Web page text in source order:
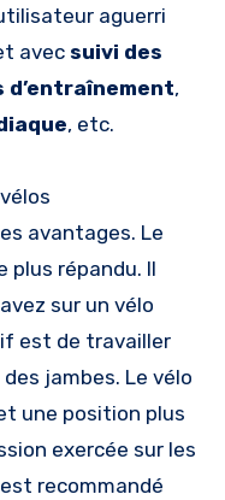
aguerri
avec suivi des
d’entraînement,
, etc.
avantages. Le
plus répandu. Il
sur un vélo
est de travailler
jambes. Le vélo
une position plus
exercée sur les
recommandé